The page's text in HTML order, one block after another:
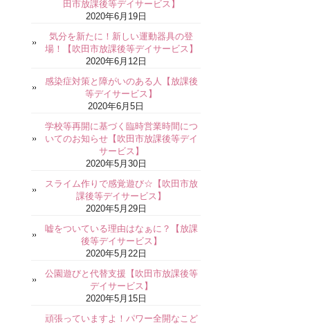
田市放課後等デイサービス】
2020年6月19日
気分を新たに！新しい運動器具の登
場！【吹田市放課後等デイサービス】
2020年6月12日
感染症対策と障がいのある人【放課後
等デイサービス】
2020年6月5日
学校等再開に基づく臨時営業時間につ
いてのお知らせ【吹田市放課後等デイ
サービス】
2020年5月30日
スライム作りで感覚遊び☆【吹田市放
課後等デイサービス】
2020年5月29日
嘘をついている理由はなぁに？【放課
後等デイサービス】
2020年5月22日
公園遊びと代替支援【吹田市放課後等
デイサービス】
2020年5月15日
頑張っていますよ！パワー全開なこど